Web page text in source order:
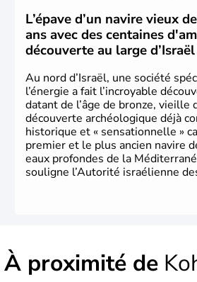
L’épave d’un navire vieux
ans avec des centaines
découverte au large d’Israël
Au nord d’Israël, une société
l’énergie a fait l’incroyable
datant de l’âge de bronze, vieille
découverte archéologique déjà
historique et « sensationnelle »
premier et le plus ancien navire
eaux profondes de la
souligne l’Autorité israélienne
À proximité de